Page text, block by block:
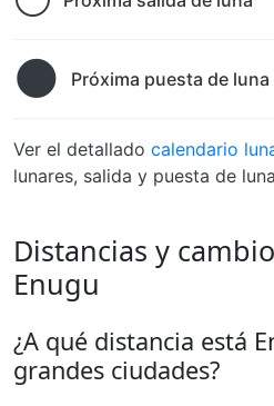
🌑 Próxima puesta de luna
Ver el detallado calendario
lunares, salida y puesta de
Distancias y
Enugu
¿A qué distancia está
grandes ciudades?